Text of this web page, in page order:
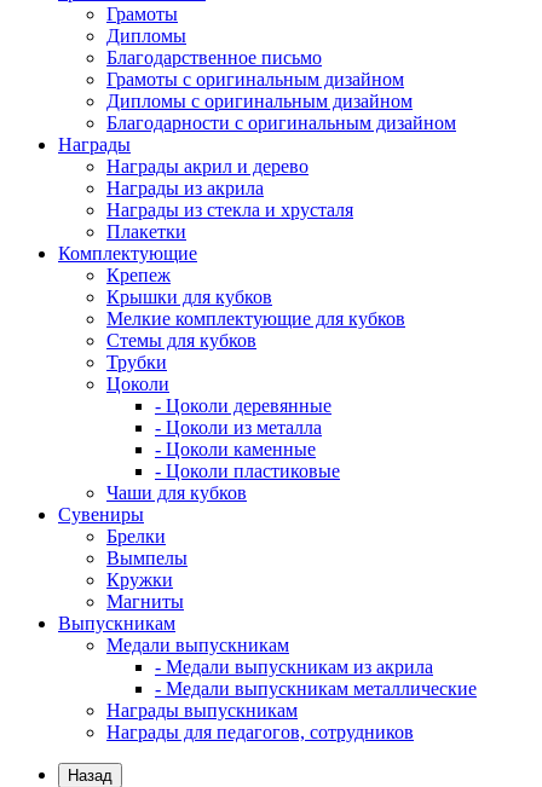
Грамоты
Дипломы
Благодарственное письмо
Грамоты с оригинальным дизайном
Дипломы с оригинальным дизайном
Благодарности с оригинальным дизайном
Награды
Награды акрил и дерево
Награды из акрила
Награды из стекла и хрусталя
Плакетки
Комплектующие
Крепеж
Крышки для кубков
Мелкие комплектующие для кубков
Стемы для кубков
Трубки
Цоколи
- Цоколи деревянные
- Цоколи из металла
- Цоколи каменные
- Цоколи пластиковые
Чаши для кубков
Сувениры
Брелки
Вымпелы
Кружки
Магниты
Выпускникам
Медали выпускникам
- Медали выпускникам из акрила
- Медали выпускникам металлические
Награды выпускникам
Награды для педагогов, сотрудников
Назад